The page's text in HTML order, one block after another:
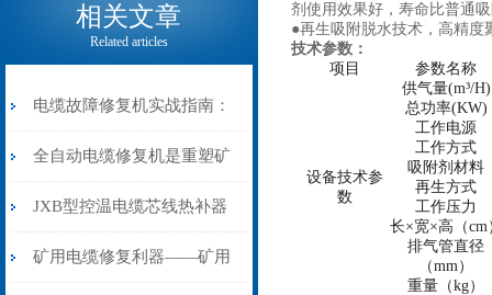
相关文章
Related articles
电缆故障修复机实战指南：
从“盲测”到“精确定点”的三
步作业法
全自动电缆修复机是重塑矿
山电力动脉的“智能外科医
生”
JXB型控温电缆芯线热补器
安装与接线：精准修复的工
矿用电缆修复利器——矿用
剂使用效果好，寿命比普通
●再生吸附脱水技术，高精度
技术参数：
项目
参数名称
设备技术参
数
供气量(m³/H)
总功率(KW)
工作电源
工作方式
吸附剂材料
再生方式
工作压力
长×宽×高（cm
排气管直径
（mm）
重量（kg）